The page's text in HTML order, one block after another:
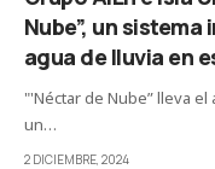
Nube”, un
agua de lluvia en
"'Néctar de Nube” lleva
un…
2 DICIEMBRE, 2024